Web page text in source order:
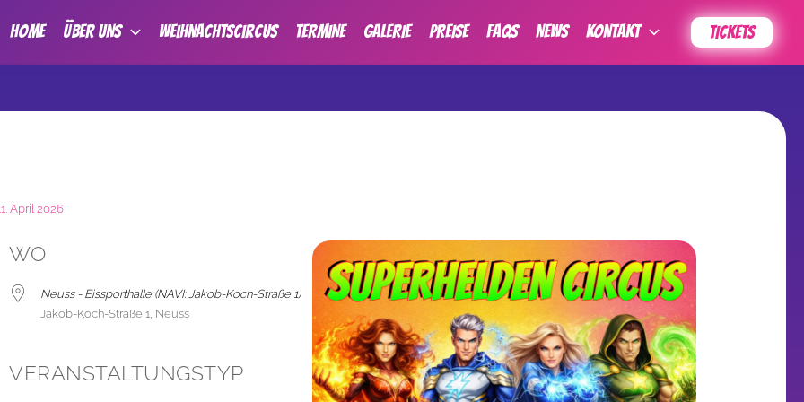
HOME ÜBER UNS Weihnachtscircus TERMINE GALERIE PREISE FAQs News KONTAKT TICKETS
April 2026
Office 365 Outlook Live
WO
Neuss - Eissporthalle (NAVI: Jakob-Koch-Straße 1)
Jakob-Koch-Straße 1, Neuss
VERANSTALTUNGSTYP